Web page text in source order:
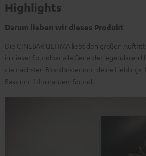
Highlights
Darum lieben wir dieses Produkt
Die CINEBAR ULTIMA liebt den großen
in dieser Soundbar alle Gene der legendären
die nächsten Blockbuster und deine
Bass und fulminantem Sound.